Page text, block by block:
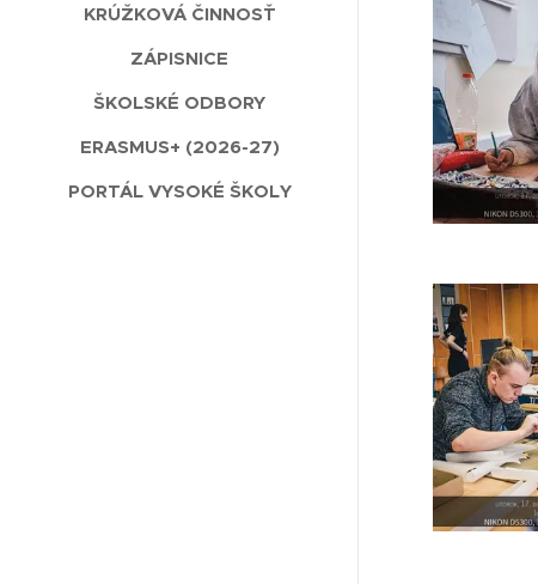
KRÚŽKOVÁ ČINNOSŤ
ZÁPISNICE
ŠKOLSKÉ ODBORY
ERASMUS+ (2026-27)
PORTÁL VYSOKÉ ŠKOLY